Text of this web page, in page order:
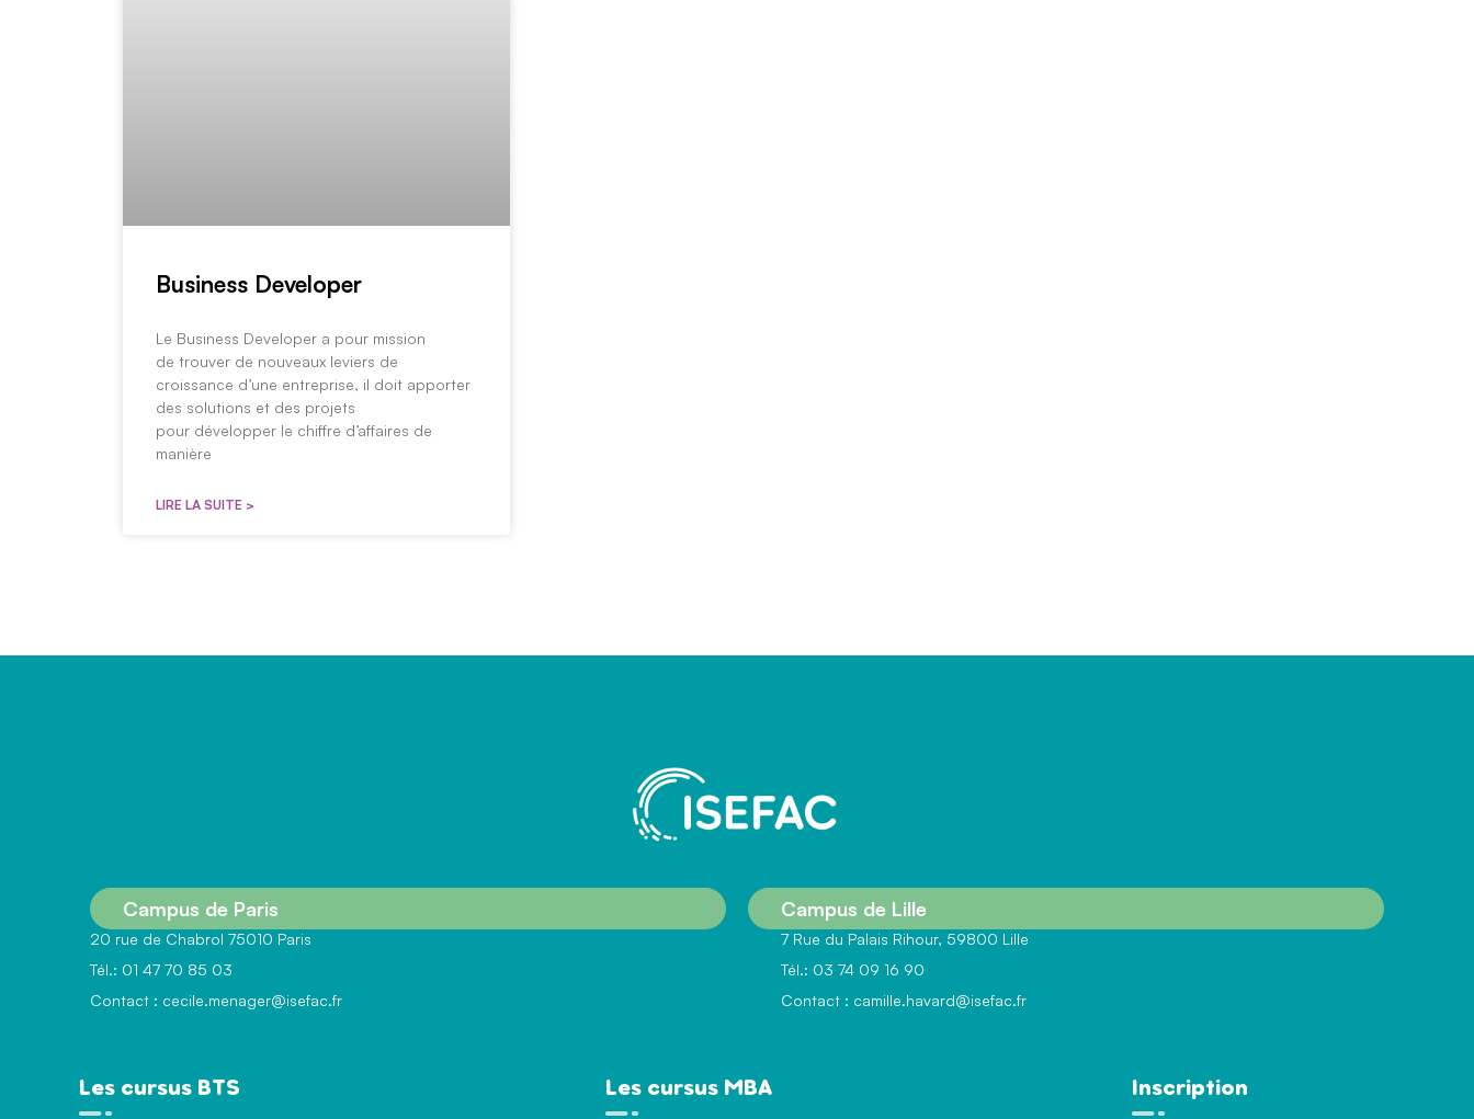
Business Developer
Le Business Developer a pour mission
de trouver de nouveaux leviers de
croissance d’une entreprise, il doit apporter
des solutions et des projets
pour développer le chiffre d’affaires de
manière
LIRE LA SUITE >
Campus de Paris
20 rue de Chabrol 75010 Paris
Tél.: 01 47 70 85 03
Contact : cecile.menager@isefac.fr
Campus de Lille
7 Rue du Palais Rihour, 59800 Lille
Tél.: 03 74 09 16 90
Contact : camille.havard@isefac.fr
Les cursus BTS Les cursus MBA Inscription